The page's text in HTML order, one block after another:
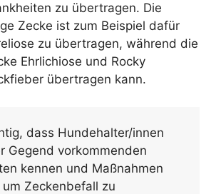
zu übertragen. Die
Zecke ist zum Beispiel dafür
zu übertragen, während die
Ehrlichiose und Rocky
übertragen kann.
dass Hundehalter/innen
Gegend vorkommenden
kennen und Maßnahmen
Zeckenbefall zu